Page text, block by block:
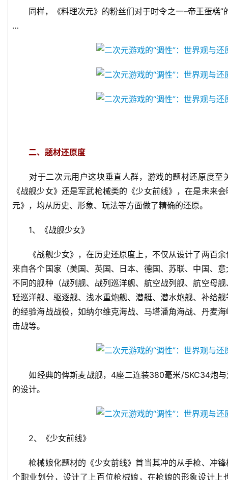
业
界
戏
单
机
游
戏
戏
同样，《料理次元》的粉丝们对于时令之一–帝王蛋糕”
…
二、题材还原度
对于二次元用户这块垂直人群，游戏的题材还原度至
《战舰少女》还是军武枪械类的《少女前线》，在是未来
元》，均从历史、形象、玩法等方面做了精确的还原。
1、《战舰少女》
《战舰少女》，在历史还原度上，不仅从设计了两百余
来自各个国家（美国、英国、日本、德国、苏联、中国、
不同的舰种（战列舰、战列巡洋舰、航空战列舰、航空母
轻巡洋舰、驱逐舰、浅水重炮舰、潜艇、潜水炮舰、补给
的经验海战战役，如纳尔维克海战、马塔潘角海战、丹麦
击战等。
如经典的俾斯麦战舰，4座二连装380毫米/SKC34炮与
的设计。
2、《少女前线》
枪械娘化题材的《少女前线》首当其冲的从手枪、冲锋
个职业划分，设计了上百位枪械娘，在枪娘的形象设计上